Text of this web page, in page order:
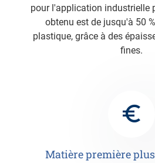
pour l'application industrielle
obtenu est de jusqu'à 50
plastique, grâce à des
fines.
Matière première